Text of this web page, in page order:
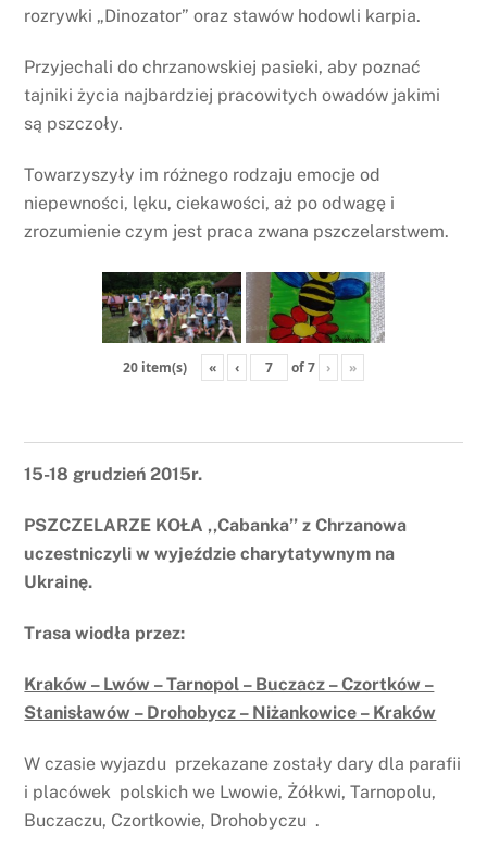
rozrywki „Dinozator” oraz stawów hodowli karpia.
Przyjechali do chrzanowskiej pasieki, aby poznać
tajniki życia najbardziej pracowitych owadów jakimi
są pszczoły.
Towarzyszyły im różnego rodzaju emocje od
niepewności, lęku, ciekawości, aż po odwagę i
zrozumienie czym jest praca zwana pszczelarstwem.
20 item(s) « ‹ of7 › »
15-18 grudzień 2015r.
PSZCZELARZE KOŁA ,,Cabanka’’ z Chrzanowa
uczestniczyli w wyjeździe charytatywnym na
Ukrainę.
Trasa wiodła przez:
Kraków – Lwów – Tarnopol – Buczacz – Czortków –
Stanisławów – Drohobycz – Niżankowice – Kraków
W czasie wyjazdu przekazane zostały dary dla parafii
i placówek polskich we Lwowie, Żółkwi, Tarnopolu,
Buczaczu, Czortkowie, Drohobyczu .